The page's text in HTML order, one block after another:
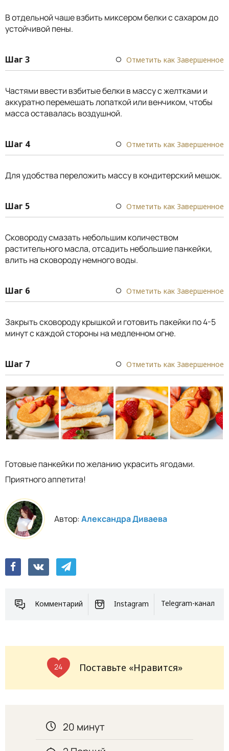
В отдельной чаше взбить миксером белки с сахаром до
устойчивой пены.
Шаг 3 Отметить как Завершенное
Частями ввести взбитые белки в массу с желтками и
аккуратно перемешать лопаткой или венчиком, чтобы
масса оставалась воздушной.
Шаг 4 Отметить как Завершенное
Для удобства переложить массу в кондитерский мешок.
Шаг 5 Отметить как Завершенное
Сковороду смазать небольшим количеством
растительного масла, отсадить небольшие панкейки,
влить на сковороду немного воды.
Шаг 6 Отметить как Завершенное
Закрыть сковороду крышкой и готовить пакейки по 4-5
минут с каждой стороны на медленном огне.
Шаг 7 Отметить как Завершенное
Готовые панкейки по желанию украсить ягодами.
Приятного аппетита!
Автор:Александра Диваева
Комментарий Instagram Telegram-канал
24 Поставьте «Нравится»
20 минут